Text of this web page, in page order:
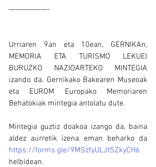
——————-
Urriaren 9an eta 10ean, GERNIKAn,
MEMORIA ETA TURISMO LEKUEI
BURUZKO NAZIOARTEKO MINTEGIA
izando da. Gernikako Bakearen Museoak
eta EUROM Europako Memoriaren
Behatokiak mintegia antolatu dute.
Mintegia guztiz doakoa izango da, baina
https://forms.gle/9MSzfyULJtSZkyCH6
helbidean.